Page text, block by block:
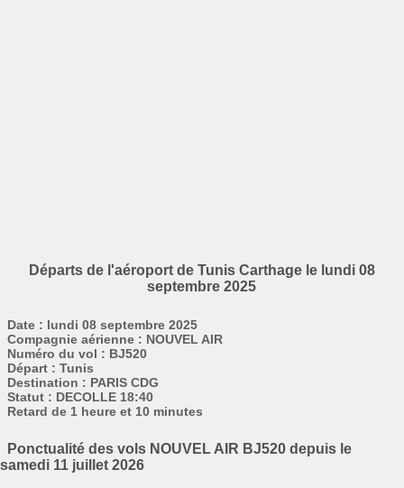
Départs de l'aéroport de Tunis Carthage le lundi 08
septembre 2025
Date : lundi 08 septembre 2025
Compagnie aérienne : NOUVEL AIR
Numéro du vol : BJ520
Départ : Tunis
Destination : PARIS CDG
Statut : DECOLLE 18:40
Retard de 1 heure et 10 minutes
Ponctualité des vols NOUVEL AIR BJ520 depuis le
samedi 11 juillet 2026